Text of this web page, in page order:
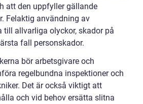
att den uppfyller gällande
Felaktig användning av
till allvarliga olyckor, skador på
fall personskador.
bör arbetsgivare och
regelbundna inspektioner och
Det är också viktigt att
och vid behov ersätta slitna